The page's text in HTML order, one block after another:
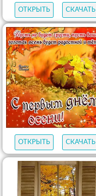
ОТКРЫТЬ СКАЧАТЬ
ОТКРЫТЬ СКАЧАТЬ